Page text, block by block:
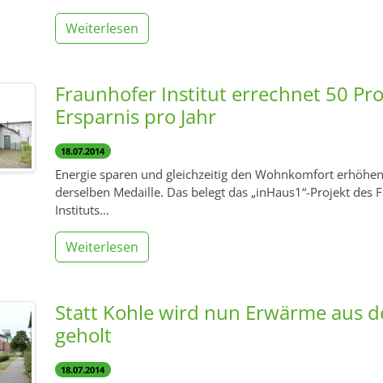
Weiterlesen
Fraunhofer Institut errechnet 50
Ersparnis pro Jahr
18.07.2014
Energie sparen und gleichzeitig den Wohnkomfort
derselben Medaille. Das belegt das „inHaus1“-Projekt des
Instituts…
Weiterlesen
Statt Kohle wird nun Erwärme aus
geholt
18.07.2014